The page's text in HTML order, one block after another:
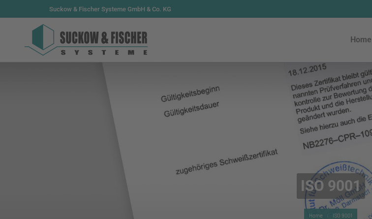
Suckow & Fischer Systeme GmbH & Co. KG
Home
ISO 9001
You are here:
Home ISO 9001
Home